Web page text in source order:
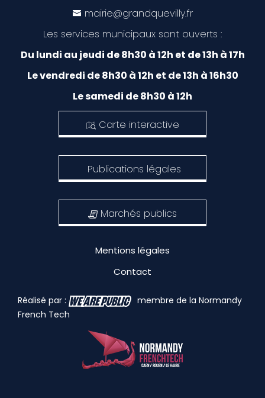
mairie@grandquevilly.fr
Les services municipaux sont ouverts :
Du lundi au jeudi de 8h30 à 12h et de 13h à 17h
Le vendredi de 8h30 à 12h et de 13h à 16h30
Le samedi de 8h30 à 12h
Carte interactive
Publications légales
Marchés publics
Mentions légales
Contact
Réalisé par :
membre de la Normandy
French Tech